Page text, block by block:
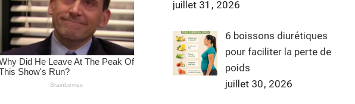
juillet 31, 2026
6 boissons diurétiques
pour faciliter la perte de
poids
juillet 30, 2026